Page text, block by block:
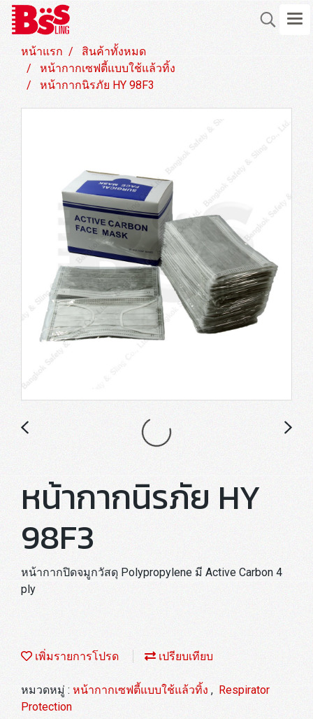
หน้าแรก
สินค้าทั้งหมด
หน้ากากเซฟตี้แบบใช้แล้วทิ้ง
หน้ากากนิรภัย HY 98F3
หน้ากากนิรภัย HY
98F3
หน้ากากปิดจมูกวัสดุ Polypropylene มี Active Carbon 4
ply
เพิ่มรายการโปรด เปรียบเทียบ
หมวดหมู่ : หน้ากากเซฟตี้แบบใช้แล้วทิ้ง , Respirator
Protection